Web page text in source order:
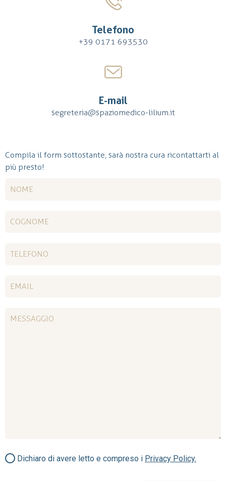
Telefono
+39 0171 693530
E-mail
segreteria@spaziomedico-lilium.it
Compila il form sottostante, sarà nostra cura ricontattarti al
più presto!
Dichiaro di avere letto e compreso i Privacy Policy.